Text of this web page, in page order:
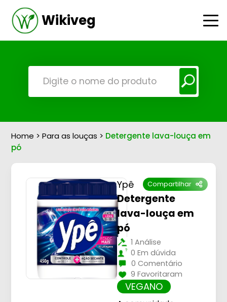
Wikiveg
Home >Para as louças > Detergente lava-louça em
pó
Compartilhar
Ypê
Detergente
lava-louça em
pó
1 Análise
0 Em dúvida
0 Comentário
9 Favoritaram
VEGANO